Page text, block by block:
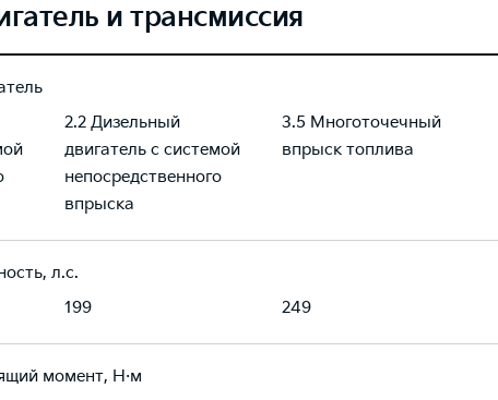
и трансмиссия
2.2 Дизельный
двигатель с системой
непосредственного
впрыска
3.5 Многоточечный
впрыск топлива
л.с.
199 249
момент, Н·м